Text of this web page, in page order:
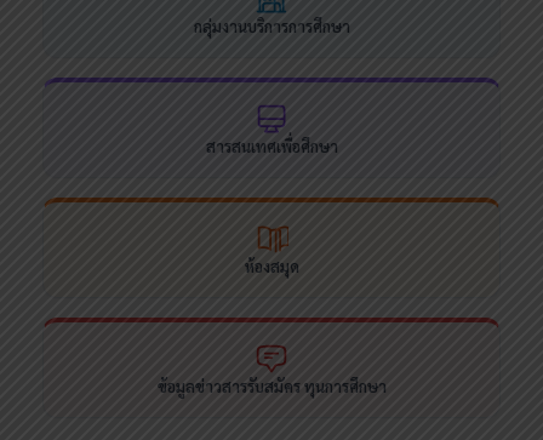
กลุ่มงานบริการการศึกษา
สารสนเทศเพื่อศึกษา
ห้องสมุด
ข้อมูลข่าวสารรับสมัคร ทุนการศึกษา